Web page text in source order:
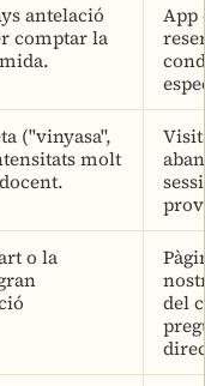
antelació
comptar la
App
("vinyasa",
molt
o la
del